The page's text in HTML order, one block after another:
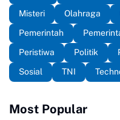
Misteri
Olahraga
Pemerintah
Peristiwa
Politik
Sosial
TNI
Most Popular